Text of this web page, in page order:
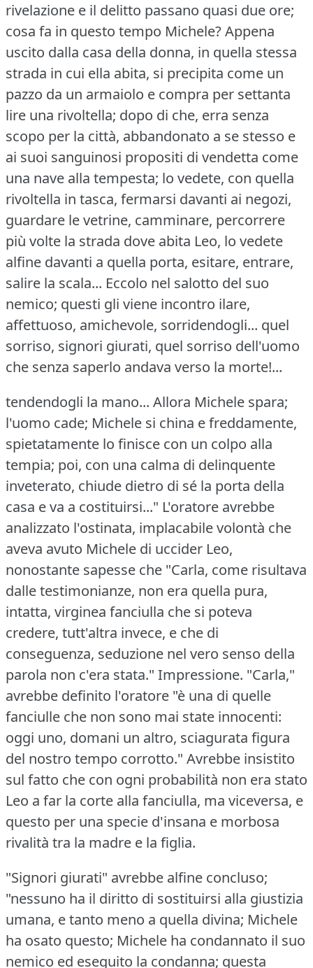
rivelazione e il delitto passano quasi due ore;
cosa fa in questo tempo Michele?Appena
uscito dalla casa della donna, in quella stessa
strada in cui ella abita, si precipita come un
pazzo da un armaiolo e compra per settanta
lire una rivoltella; dopo di che, erra senza
scopo per la città, abbandonato a se stesso e
ai suoi sanguinosi propositi di vendetta come
una nave alla tempesta; lo vedete, con quella
rivoltella in tasca, fermarsi davanti ai negozi,
guardare le vetrine, camminare, percorrere
più volte la strada dove abita Leo, lo vedete
alfine davanti a quella porta, esitare, entrare,
salire la scala... Eccolo nel salotto del suo
nemico; questi gli viene incontro ilare,
affettuoso, amichevole, sorridendogli... quel
sorriso, signori giurati, quel sorriso dell'uomo
che senza saperlo andava verso la morte!...
tendendogli la mano... Allora Michele spara;
l'uomo cade; Michele si china e freddamente,
spietatamente lo finisce con un colpo alla
tempia; poi, con una calma di delinquente
inveterato, chiude dietro di sé la porta della
casa e va a costituirsi..." L'oratore avrebbe
analizzato l'ostinata, implacabile volontà che
aveva avuto Michele di uccider Leo,
nonostante sapesse che "Carla, come risultava
dalle testimonianze, non era quella pura,
intatta, virginea fanciulla che si poteva
credere, tutt'altra invece, e che di
conseguenza, seduzione nel vero senso della
parola non c'era stata." Impressione. "Carla,"
avrebbe definito l'oratore "è una di quelle
fanciulle che non sono mai state innocenti:
oggi uno, domani un altro, sciagurata figura
del nostro tempo corrotto." Avrebbe insistito
sul fatto che con ogni probabilità non era stato
Leo a far la corte alla fanciulla, ma viceversa, e
questo per una specie d'insana e morbosa
rivalità tra la madre e la figlia.
"Signori giurati" avrebbe alfine concluso;
"nessuno ha il diritto di sostituirsi alla giustizia
umana, e tanto meno a quella divina; Michele
ha osato questo; Michele ha condannato il suo
nemico ed eseguito la condanna; questa